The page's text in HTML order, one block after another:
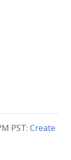
PST: Create